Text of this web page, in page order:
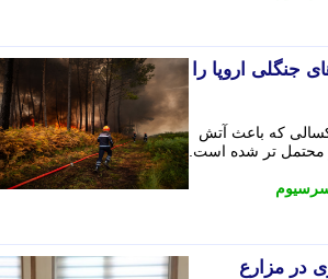
جنگلی اروپا را
که باعث آتش
محتمل تر شده است.
در مزارع